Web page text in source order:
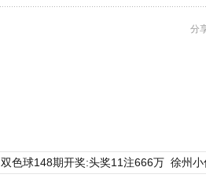
分
双色球148期开奖:头奖11注666万 徐州